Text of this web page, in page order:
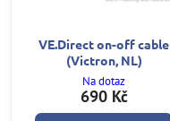
VE.Direct on-off cable
(Victron, NL)
Na dotaz
690 Kč